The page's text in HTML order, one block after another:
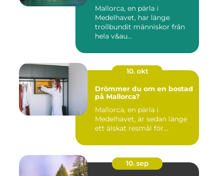
Mallorca, en pärla i
Medelhavet, har länge
trollbundit människor från
hela v&au...
10. okt
Drömmer du om en bostad
på Mallorca?
Mallorca, en pärla i
Medelhavet, är sedan länge
ett älskat resmål för...
10. sep